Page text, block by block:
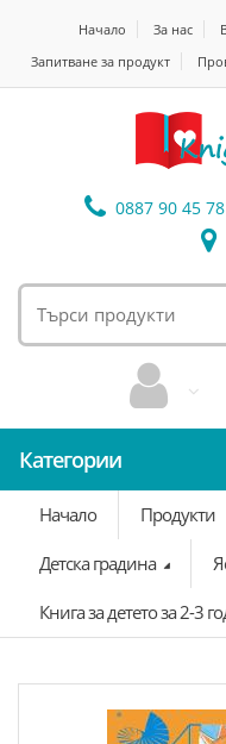
Начало За нас
Запитване за продукт
0887 90 45 78
Категории
Начало
Продукти
Детска градина
Книга за детето за 2-3